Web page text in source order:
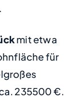
mit etwa
für
235500 €.